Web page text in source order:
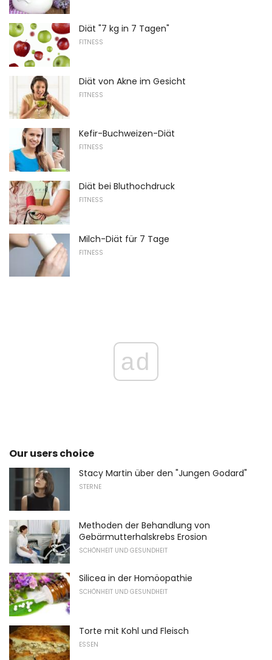
Diät "7 kg in 7 Tagen"
FITNESS
Diät von Akne im Gesicht
FITNESS
Kefir-Buchweizen-Diät
FITNESS
Diät bei Bluthochdruck
FITNESS
Milch-Diät für 7 Tage
FITNESS
ad
Our users choice
Stacy Martin über den "Jungen Godard"
STERNE
Methoden der Behandlung von
Gebärmutterhalskrebs Erosion
SCHÖNHEIT UND GESUNDHEIT
Silicea in der Homöopathie
SCHÖNHEIT UND GESUNDHEIT
Torte mit Kohl und Fleisch
ESSEN